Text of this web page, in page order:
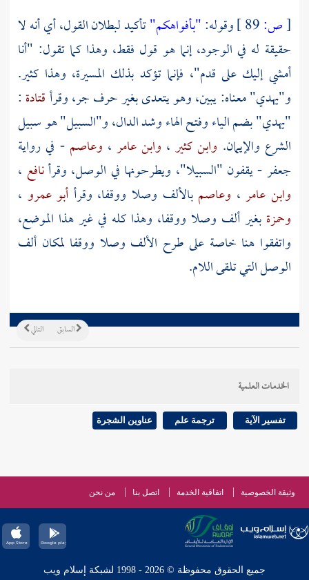
[ص: وقوله:"بأفواهكم"تأكيد لبطلان القول، أي أنه لا
حقيقة له في الوجود، إنما هو قول فقط، وهذا كما تقول: "أنا
أمشي إليك على قدم"، فإنما تؤكد بذلك المسيرة، وهذا كثير.
و"يهدي" معناه: يبين، وهو يتعدى بغير حرف جر، وقرأقتادة :
"يهدي" بضم الياء وفتح الهاء وشد الدال، و"السبيل" هو سبيل
الشرع والإيمان. وابن كثير ، وابن عامر ، وعاصم- في رواية
جعفر- يقفون "السبيلا"، ويطرحونها في الوصل، وقرأنافع ،
وابن عامر ، وعاصمبالألف وصلا ووقفا، وقرأ أبو عمرو ،
وحمزةبغير ألف وصلا ووقفا، وهذا كله في غير هذا الموضع،
واتفقوا هنا خاصة على طرح الألف وصلا ووقفا لمكان ألف
الوصل التي تلقى اللام.
التالي السابق
الخدمات العلمية
تفسير الآية ترجمة علم عناوين الشجرة
وثيقة الخصوصية اتفاقية الخدمة اتصل بنا من نحن
جميع الحقوق محفوظة © 2026 - 1998 لشبكة إسلام ويب